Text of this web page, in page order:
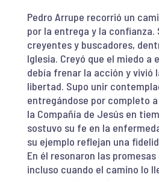
Pedro Arrupe recorrió un
por la entrega y la confianza.
creyentes y buscadores,
Iglesia. Creyó que el miedo a
debía frenar la acción y vivió
libertad. Supo unir
entregándose por completo
la Compañía de Jesús en
sostuvo su fe en la
su ejemplo reflejan una
En él resonaron las promesas
incluso cuando el camino lo